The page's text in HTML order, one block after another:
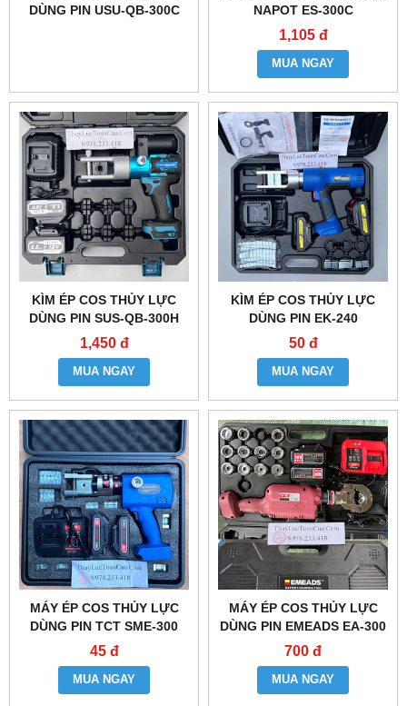
DÙNG PIN USU-QB-300C
NAPOT ES-300C
1,105 đ
MUA NGAY
KÌM ÉP COS THỦY LỰC
DÙNG PIN SUS-QB-300H
1,450 đ
MUA NGAY
KÌM ÉP COS THỦY LỰC
DÙNG PIN EK-240
50 đ
MUA NGAY
MÁY ÉP COS THỦY LỰC
DÙNG PIN TCT SME-300
45 đ
MUA NGAY
MÁY ÉP COS THỦY LỰC
DÙNG PIN EMEADS EA-300
700 đ
MUA NGAY